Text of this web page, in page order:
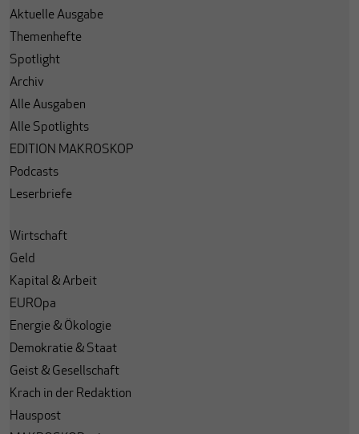
Aktuelle Ausgabe
Themenhefte
Spotlight
Archiv
Alle Ausgaben
Alle Spotlights
EDITION MAKROSKOP
Podcasts
Leserbriefe
Wirtschaft
Geld
Kapital & Arbeit
EUROpa
Energie & Ökologie
Demokratie & Staat
Geist & Gesellschaft
Krach in der Redaktion
Hauspost